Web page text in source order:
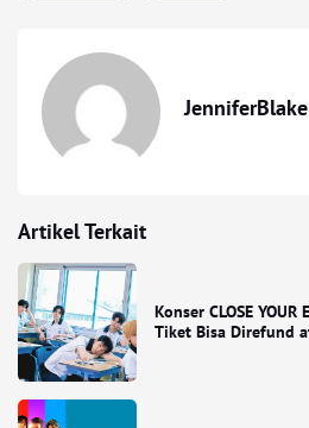
JenniferBlake
Artikel Terkait
Konser CLOSE
Tiket Bisa Direfund